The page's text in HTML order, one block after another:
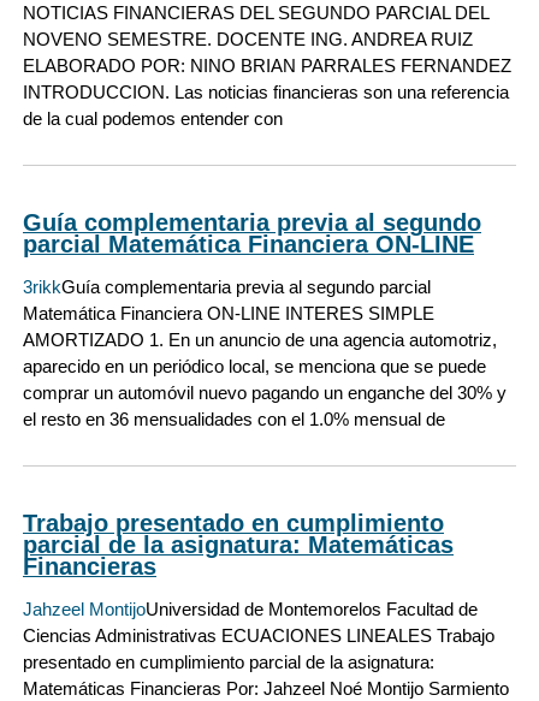
NOTICIAS FINANCIERAS DEL SEGUNDO PARCIAL DEL
NOVENO SEMESTRE. DOCENTE ING. ANDREA RUIZ
ELABORADO POR: NINO BRIAN PARRALES FERNANDEZ
INTRODUCCION. Las noticias financieras son una referencia
de la cual podemos entender con
Guía complementaria previa al segundo
parcial Matemática Financiera ON-LINE
3rikkGuía complementaria previa al segundo parcial
Matemática Financiera ON-LINE INTERES SIMPLE
AMORTIZADO 1. En un anuncio de una agencia automotriz,
aparecido en un periódico local, se menciona que se puede
comprar un automóvil nuevo pagando un enganche del 30% y
el resto en 36 mensualidades con el 1.0% mensual de
Trabajo presentado en cumplimiento
parcial de la asignatura: Matemáticas
Financieras
Jahzeel MontijoUniversidad de Montemorelos Facultad de
Ciencias Administrativas ECUACIONES LINEALES Trabajo
presentado en cumplimiento parcial de la asignatura:
Matemáticas Financieras Por: Jahzeel Noé Montijo Sarmiento